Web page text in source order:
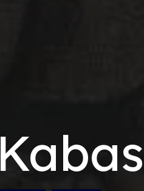
Kabas